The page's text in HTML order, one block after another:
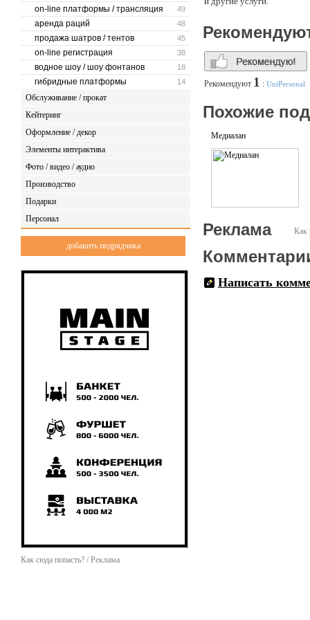
49
on-line платформы / трансляция
48
аренда раций
45
продажа шатров / тентов
38
on-line регистрация
18
водное шоу / шоу фонтанов
14
гибридные платформы
Обслуживание / прокат
Кейтеринг
Оформление / декор
Элементы интерактива
Фото / видео / аудио
Производство
Подарки
Персонал
добавить подрядчика
Как сюда попасть? / Реклама
Рекомендуют 1 : UniPersonal
Похожие
Медиалан
Как
Реклама
Написать